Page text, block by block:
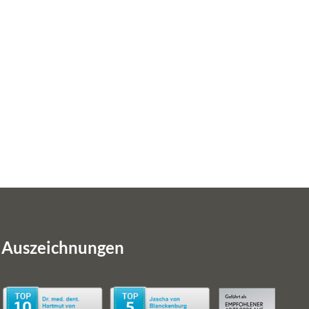
Auszeichnungen